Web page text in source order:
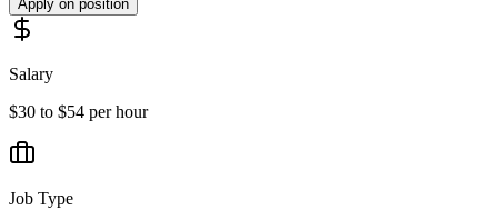
Apply on position
Salary
$30 to $54 per hour
Job Type